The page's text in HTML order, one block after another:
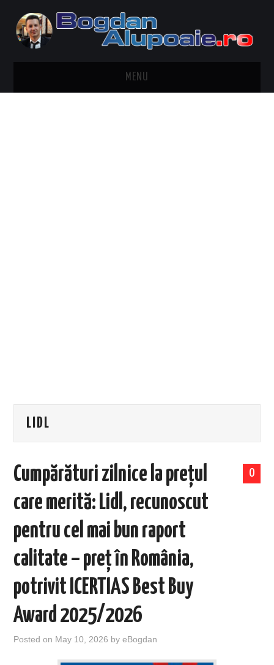
MENU
LIDL
0
Cumpărături zilnice la prețul
care merită: Lidl, recunoscut
pentru cel mai bun raport
calitate – preț în România,
potrivit ICERTIAS Best Buy
Award 2025/2026
Posted on May 10, 2026 byeBogdan